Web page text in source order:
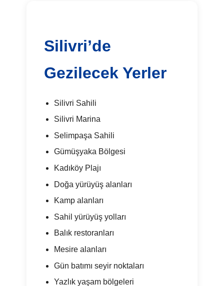
Silivri’de
Gezilecek Yerler
Silivri Sahili
Silivri Marina
Selimpaşa Sahili
Gümüşyaka Bölgesi
Kadıköy Plajı
Doğa yürüyüş alanları
Kamp alanları
Sahil yürüyüş yolları
Balık restoranları
Mesire alanları
Gün batımı seyir noktaları
Yazlık yaşam bölgeleri